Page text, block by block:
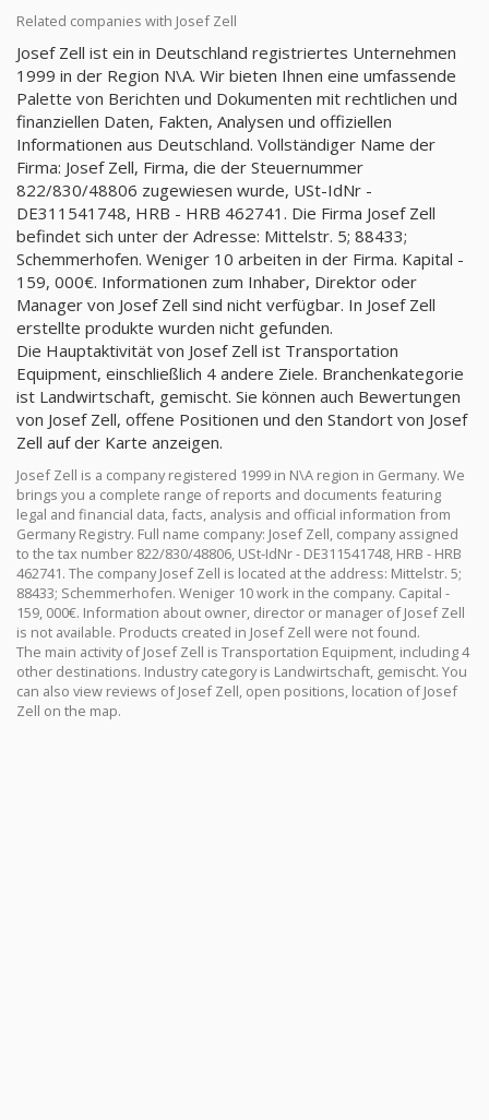
Related companies with Josef Zell
Josef Zell ist ein in Deutschland registriertes Unternehmen
1999 in der Region N\A. Wir bieten Ihnen eine umfassende
Palette von Berichten und Dokumenten mit rechtlichen und
finanziellen Daten, Fakten, Analysen und offiziellen
Informationen aus Deutschland. Vollständiger Name der
Firma: Josef Zell, Firma, die der Steuernummer
822/830/48806 zugewiesen wurde, USt-IdNr -
DE311541748, HRB - HRB 462741. Die Firma Josef Zell
befindet sich unter der Adresse: Mittelstr. 5; 88433;
Schemmerhofen. Weniger 10 arbeiten in der Firma. Kapital -
159, 000€. Informationen zum Inhaber, Direktor oder
Manager von Josef Zell sind nicht verfügbar. In Josef Zell
erstellte produkte wurden nicht gefunden.
Die Hauptaktivität von Josef Zell ist Transportation
Equipment, einschließlich 4 andere Ziele. Branchenkategorie
ist Landwirtschaft, gemischt. Sie können auch Bewertungen
von Josef Zell, offene Positionen und den Standort von Josef
Zell auf der Karte anzeigen.
Josef Zell is a company registered 1999 in N\A region in Germany. We
brings you a complete range of reports and documents featuring
legal and financial data, facts, analysis and official information from
Germany Registry. Full name company: Josef Zell, company assigned
to the tax number 822/830/48806, USt-IdNr - DE311541748, HRB - HRB
462741. The company Josef Zell is located at the address: Mittelstr. 5;
88433; Schemmerhofen. Weniger 10 work in the company. Capital -
159, 000€. Information about owner, director or manager of Josef Zell
is not available. Products created in Josef Zell were not found.
The main activity of Josef Zell is Transportation Equipment, including 4
other destinations. Industry category is Landwirtschaft, gemischt. You
can also view reviews of Josef Zell, open positions, location of Josef
Zell on the map.